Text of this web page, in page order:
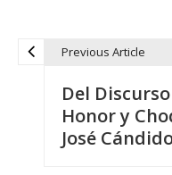
Previous Article
Del
Honor y
José